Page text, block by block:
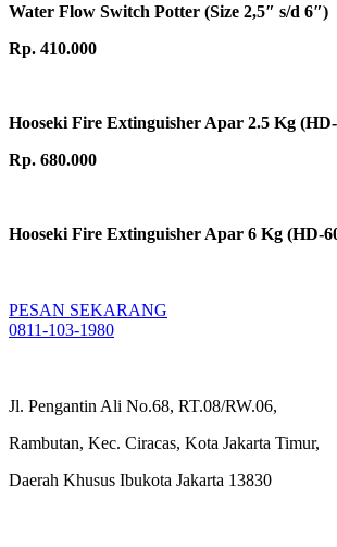
Water Flow Switch Potter (Size 2,5″ s/d 6″)
Rp. 410.000
Hooseki Fire Extinguisher Apar 2.5 Kg
Rp. 680.000
Hooseki Fire Extinguisher Apar 6 Kg (HD-
PESAN SEKARANG
0811-103-1980
Jl. Pengantin Ali No.68, RT.08/RW.06,
Rambutan, Kec. Ciracas, Kota Jakarta Timur,
Daerah Khusus Ibukota Jakarta 13830